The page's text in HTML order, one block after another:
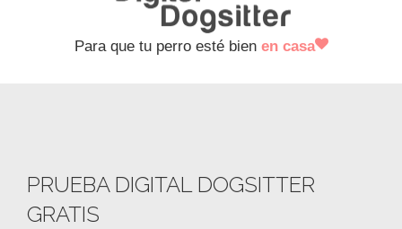
Para que tu perro esté bien en casa
PRUEBA DIGITAL DOGSITTER
GRATIS